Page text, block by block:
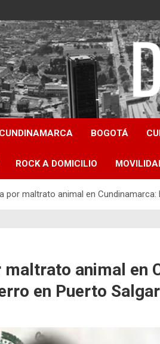
CUNDINAMARCA BOGOTÁ
ROCK A DOMICILIO
por maltrato animal en
animal en
en Puerto Salgar